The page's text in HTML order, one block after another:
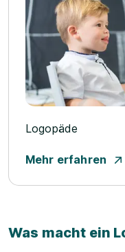
Logopäde
Mehr erfahren
Was macht ein